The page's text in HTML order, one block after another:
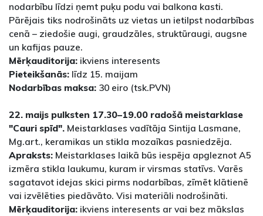
nodarbību līdzi ņemt puķu podu vai balkona kasti.
Pārējais tiks nodrošināts uz vietas un ietilpst nodarbības
cenā – ziedošie augi, graudzāles, struktūraugi, augsne
un kafijas pauze.
Mērķauditorija: ikviens interesents
Pieteikšanās: līdz 15. maijam
Nodarbības maksa: 30 eiro (tsk.PVN)
22. maijs pulksten 17.30–19.00 radošā meistarklase
"Cauri spīd". Meistarklases vadītāja Sintija Lasmane,
Mg.art., keramikas un stikla mozaīkas pasniedzēja.
Apraksts: Meistarklases laikā būs iespēja apgleznot A5
izmēra stikla laukumu, kuram ir virsmas statīvs. Varēs
sagatavot idejas skici pirms nodarbības, zīmēt klātienē
vai izvēlēties piedāvāto. Visi materiāli nodrošināti.
Mērķauditorija: ikviens interesents ar vai bez mākslas